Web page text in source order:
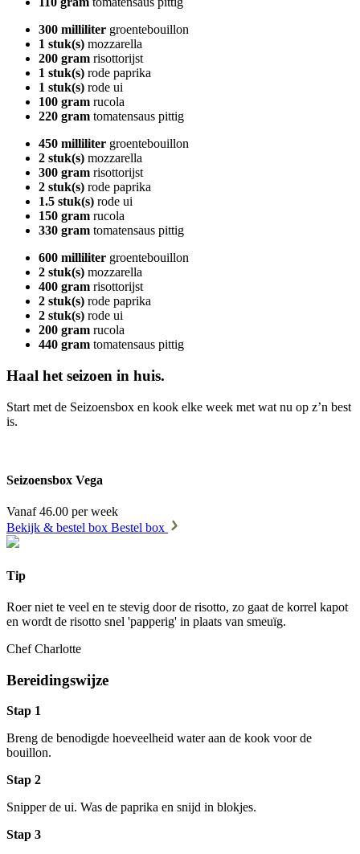
300 milliliter groentebouillon
1 stuk(s) mozzarella
200 gram risottorijst
1 stuk(s) rode paprika
1 stuk(s) rode ui
100 gram rucola
220 gram tomatensaus pittig
450 milliliter groentebouillon
2 stuk(s) mozzarella
300 gram risottorijst
2 stuk(s) rode paprika
1.5 stuk(s) rode ui
150 gram rucola
330 gram tomatensaus pittig
600 milliliter groentebouillon
2 stuk(s) mozzarella
400 gram risottorijst
2 stuk(s) rode paprika
2 stuk(s) rode ui
200 gram rucola
440 gram tomatensaus pittig
Haal het seizoen in huis.
Start met de Seizoensbox en kook elke week met wat nu op z’n best
is.
Seizoensbox Vega
Vanaf 46.00 per week
Bekijk & bestel box Bestel box
Tip
Roer niet te veel en te stevig door de risotto, zo gaat de korrel kapot
en wordt de risotto snel 'papperig' in plaats van smeuïg.
Chef Charlotte
Bereidingswijze
Stap 1
Breng de benodigde hoeveelheid water aan de kook voor de
bouillon.
Stap 2
Snipper de ui. Was de paprika en snijd in blokjes.
Stap 3